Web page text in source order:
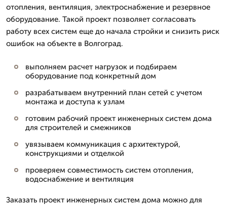
отопления, вентиляция, электроснабжение и резервное
оборудование. Такой проект позволяет согласовать
работу всех систем еще до начала стройки и снизить риск
ошибок на объекте в Волгоград.
выполняем расчет нагрузок и подбираем
оборудование под конкретный дом
разрабатываем внутренний план сетей с учетом
монтажа и доступа к узлам
готовим рабочий проект инженерных систем дома
для строителей и смежников
увязываем коммуникация с архитектурой,
конструкциями и отделкой
проверяем совместимость систем отопления,
водоснабжение и вентиляция
Заказать проект инженерных систем дома можно для